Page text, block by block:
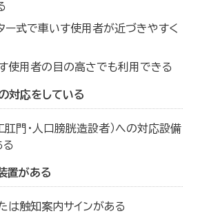
ー式で車いす使用者が近づきやすく
使用者の目の高さでも利用できる
対応をしている
肛門・人口膀胱造設者）への対応設備
る
置がある
は触知案内サインがある